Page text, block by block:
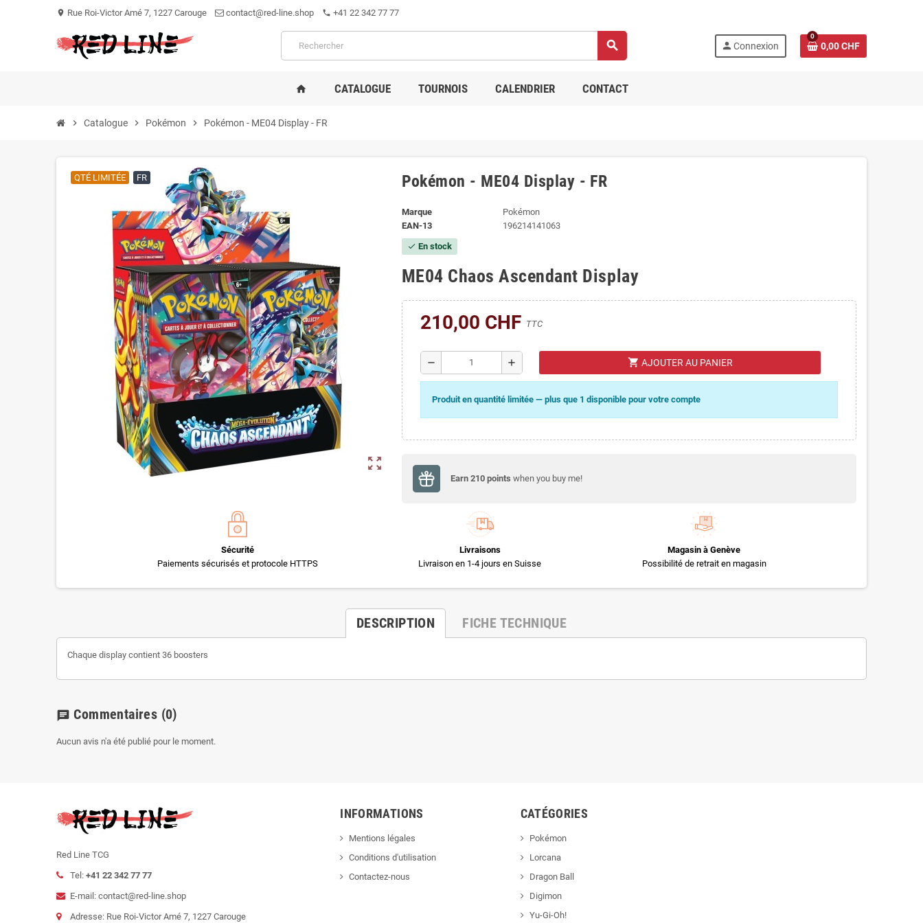
location_on Rue Roi-Victor Amé 7, 1227 Carouge contact@red-line.shop phone +41 22 342 77 77
search person Connexion
0
0,00 CHF
home CATALOGUE TOURNOIS CALENDRIER CONTACT
chevron_right Catalogue chevron_right Pokémon chevron_right Pokémon - ME04 Display - FR
zoom_out_map
QTÉ LIMITÉE FR Pokémon - ME04 Display - FR
Marque
Pokémon
EAN-13
196214141063
check En stock
ME04 Chaos Ascendant Display
210,00 CHF TTC
remove add shopping_cart AJOUTER AU PANIER
Produit en quantité limitée — plus que 1 disponible pour votre compte
Earn 210points when you buy me!
Sécurité
Paiements sécurisés et protocole HTTPS
Livraisons
Livraison en 1-4 jours en Suisse
Magasin à Genève
Possibilité de retrait en magasin
DESCRIPTION FICHE TECHNIQUE
Chaque display contient 36 boosters
chat Commentaires (0)
Aucun avis n'a été publié pour le moment.
Red Line TCG
Tel: +41 22 342 77 77
E-mail: contact@red-line.shop
Adresse: Rue Roi-Victor Amé 7, 1227 Carouge
INFORMATIONS
Mentions légales
Conditions d'utilisation
Contactez-nous
CATÉGORIES
Pokémon
Lorcana
Dragon Ball
Digimon
Yu-Gi-Oh!